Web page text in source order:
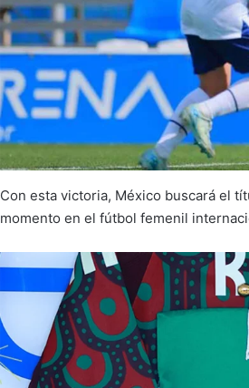
Con esta victoria, México buscará el
momento en el fútbol femenil